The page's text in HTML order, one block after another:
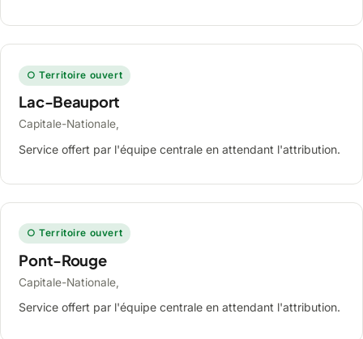
○ Territoire ouvert
Lac-Beauport
Capitale-Nationale,
Service offert par l'équipe centrale en attendant l'attribution.
○ Territoire ouvert
Pont-Rouge
Capitale-Nationale,
Service offert par l'équipe centrale en attendant l'attribution.